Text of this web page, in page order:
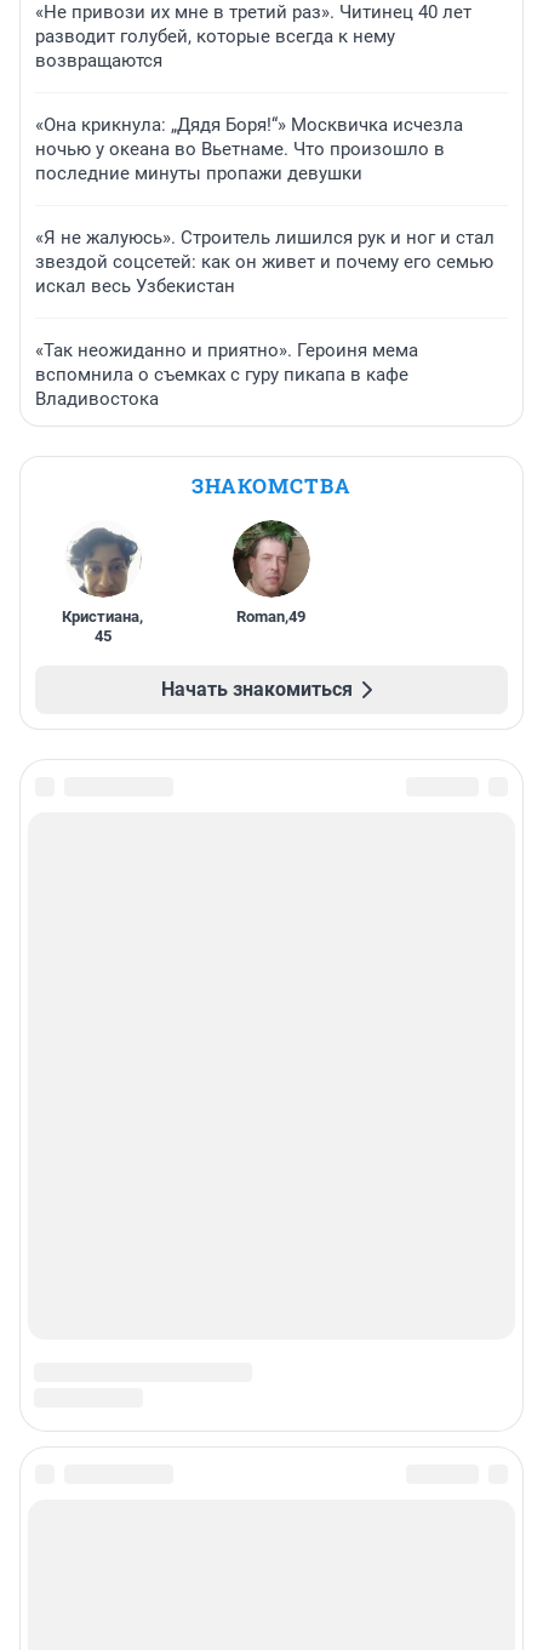
«Не привози их мне в третий раз». Читинец 40 лет
разводит голубей, которые всегда к нему
возвращаются
«Она крикнула: „Дядя Боря!“» Москвичка исчезла
ночью у океана во Вьетнаме. Что произошло в
последние минуты пропажи девушки
«Я не жалуюсь». Строитель лишился рук и ног и стал
звездой соцсетей: как он живет и почему его семью
искал весь Узбекистан
«Так неожиданно и приятно». Героиня мема
вспомнила о съемках с гуру пикапа в кафе
Владивостока
ЗНАКОМСТВА
Кристиана,
45
Roman,49
Начать знакомиться